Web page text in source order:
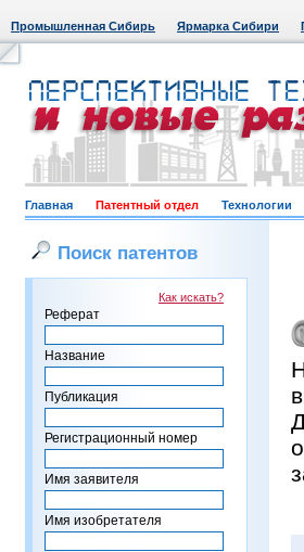
Промышленная Сибирь Ярмарка Сибири
Главная Патентный отдел Технологии
Поиск патентов
Как искать?
Реферат
Название
Публикация
Регистрационный номер
Имя заявителя
Имя изобретателя